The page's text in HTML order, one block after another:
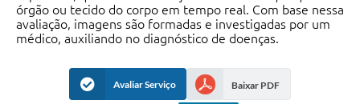
órgão ou tecido do corpo em tempo real. Com base nessa
avaliação, imagens são formadas e investigadas por um
médico, auxiliando no diagnóstico de doenças.
Avaliar Serviço Baixar PDF